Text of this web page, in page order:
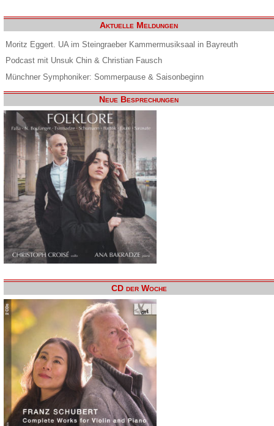
Aktuelle Meldungen
Moritz Eggert. UA im Steingraeber Kammermusiksaal in Bayreuth
Podcast mit Unsuk Chin & Christian Fausch
Münchner Symphoniker: Sommerpause & Saisonbeginn
Neue Besprechungen
CD der Woche